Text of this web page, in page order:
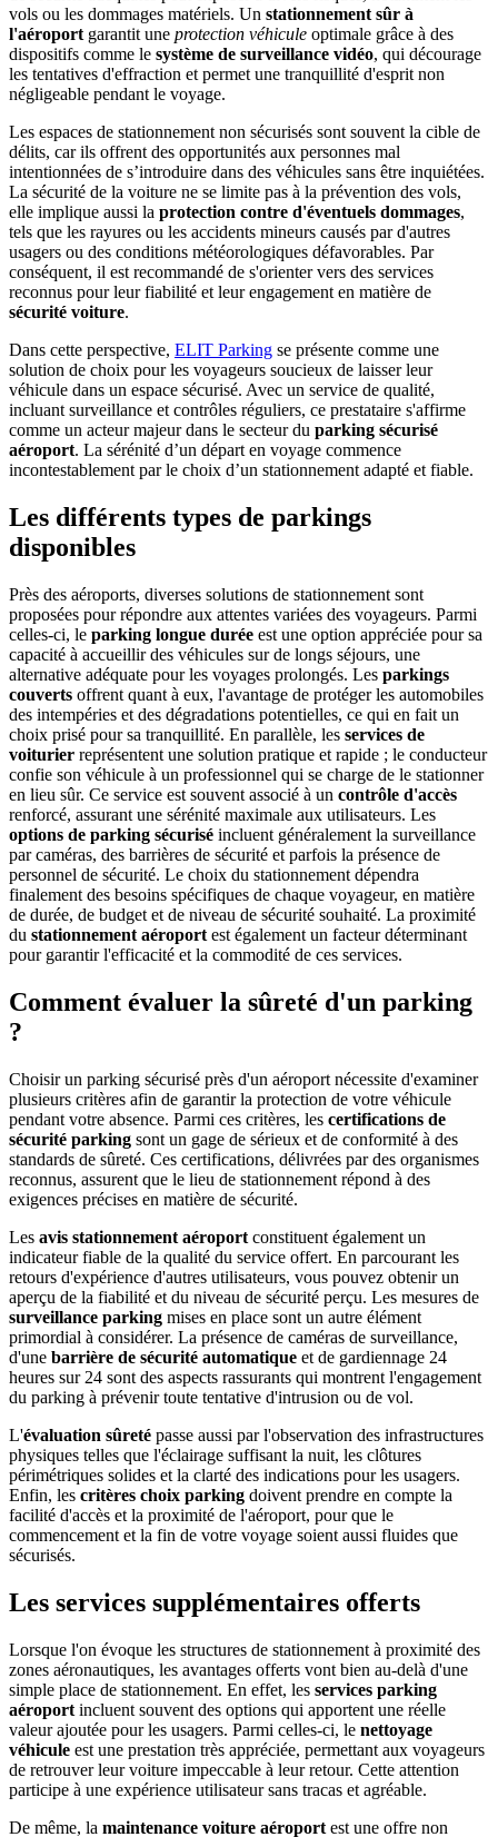
vols ou les dommages matériels. Un stationnement sûr à
l'aéroport garantit une protection véhicule optimale grâce à des
dispositifs comme le système de surveillance vidéo, qui décourage
les tentatives d'effraction et permet une tranquillité d'esprit non
négligeable pendant le voyage.
Les espaces de stationnement non sécurisés sont souvent la cible de
délits, car ils offrent des opportunités aux personnes mal
intentionnées de s’introduire dans des véhicules sans être inquiétées.
La sécurité de la voiture ne se limite pas à la prévention des vols,
elle implique aussi la protection contre d'éventuels dommages,
tels que les rayures ou les accidents mineurs causés par d'autres
usagers ou des conditions météorologiques défavorables. Par
conséquent, il est recommandé de s'orienter vers des services
reconnus pour leur fiabilité et leur engagement en matière de
sécurité voiture.
Dans cette perspective, ELIT Parking se présente comme une
solution de choix pour les voyageurs soucieux de laisser leur
véhicule dans un espace sécurisé. Avec un service de qualité,
incluant surveillance et contrôles réguliers, ce prestataire s'affirme
comme un acteur majeur dans le secteur du parking sécurisé
aéroport. La sérénité d’un départ en voyage commence
incontestablement par le choix d’un stationnement adapté et fiable.
Les différents types de parkings
disponibles
Près des aéroports, diverses solutions de stationnement sont
proposées pour répondre aux attentes variées des voyageurs. Parmi
celles-ci, le parking longue durée est une option appréciée pour sa
capacité à accueillir des véhicules sur de longs séjours, une
alternative adéquate pour les voyages prolongés. Les parkings
couverts offrent quant à eux, l'avantage de protéger les automobiles
des intempéries et des dégradations potentielles, ce qui en fait un
choix prisé pour sa tranquillité. En parallèle, les services de
voiturier représentent une solution pratique et rapide ; le conducteur
confie son véhicule à un professionnel qui se charge de le stationner
en lieu sûr. Ce service est souvent associé à un contrôle d'accès
renforcé, assurant une sérénité maximale aux utilisateurs. Les
options de parking sécurisé incluent généralement la surveillance
par caméras, des barrières de sécurité et parfois la présence de
personnel de sécurité. Le choix du stationnement dépendra
finalement des besoins spécifiques de chaque voyageur, en matière
de durée, de budget et de niveau de sécurité souhaité. La proximité
du stationnement aéroport est également un facteur déterminant
pour garantir l'efficacité et la commodité de ces services.
Comment évaluer la sûreté d'un parking
?
Choisir un parking sécurisé près d'un aéroport nécessite d'examiner
plusieurs critères afin de garantir la protection de votre véhicule
pendant votre absence. Parmi ces critères, les certifications de
sécurité parking sont un gage de sérieux et de conformité à des
standards de sûreté. Ces certifications, délivrées par des organismes
reconnus, assurent que le lieu de stationnement répond à des
exigences précises en matière de sécurité.
Les avis stationnement aéroport constituent également un
indicateur fiable de la qualité du service offert. En parcourant les
retours d'expérience d'autres utilisateurs, vous pouvez obtenir un
aperçu de la fiabilité et du niveau de sécurité perçu. Les mesures de
surveillance parking mises en place sont un autre élément
primordial à considérer. La présence de caméras de surveillance,
d'une barrière de sécurité automatique et de gardiennage 24
heures sur 24 sont des aspects rassurants qui montrent l'engagement
du parking à prévenir toute tentative d'intrusion ou de vol.
L'évaluation sûreté passe aussi par l'observation des infrastructures
physiques telles que l'éclairage suffisant la nuit, les clôtures
périmétriques solides et la clarté des indications pour les usagers.
Enfin, les critères choix parking doivent prendre en compte la
facilité d'accès et la proximité de l'aéroport, pour que le
commencement et la fin de votre voyage soient aussi fluides que
sécurisés.
Les services supplémentaires offerts
Lorsque l'on évoque les structures de stationnement à proximité des
zones aéronautiques, les avantages offerts vont bien au-delà d'une
simple place de stationnement. En effet, les services parking
aéroport incluent souvent des options qui apportent une réelle
valeur ajoutée pour les usagers. Parmi celles-ci, le nettoyage
véhicule est une prestation très appréciée, permettant aux voyageurs
de retrouver leur voiture impeccable à leur retour. Cette attention
participe à une expérience utilisateur sans tracas et agréable.
De même, la maintenance voiture aéroport est une offre non